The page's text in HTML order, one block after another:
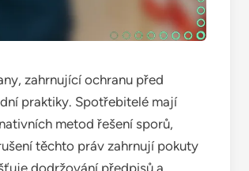
zahrnující ochranu před
praktiky. Spotřebitelé mají
metod řešení sporů,
těchto práv zahrnují pokuty
dodržování předpisů a